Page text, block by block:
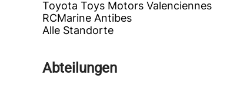
Toyota Toys Motors Valenciennes
RCMarine Antibes
Alle Standorte
Abteilungen